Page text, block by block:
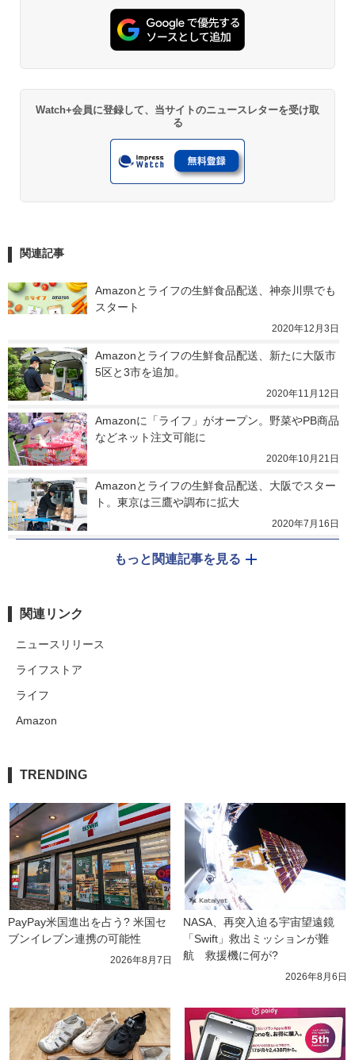
Watch+会員に登録して、当サイトのニュースレターを受け取
る
関連記事
Amazonとライフの生鮮食品配送、神奈川県でも
スタート
2020年12月3日
Amazonとライフの生鮮食品配送、新たに大阪市
5区と3市を追加。
2020年11月12日
Amazonに「ライフ」がオープン。野菜やPB商品
などネット注文可能に
2020年10月21日
Amazonとライフの生鮮食品配送、大阪でスター
ト。東京は三鷹や調布に拡大
2020年7月16日
もっと関連記事を見る
関連リンク
ニュースリリース
ライフストア
ライフ
Amazon
TRENDING
PayPay米国進出を占う? 米国セ
ブンイレブン連携の可能性
2026年8月7日
NASA、再突入迫る宇宙望遠鏡
「Swift」救出ミッションが難
航　救援機に何が?
2026年8月6日